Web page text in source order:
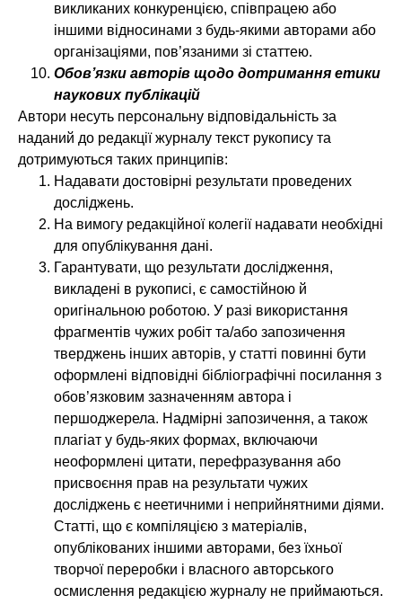
викликаних конкуренцією, співпрацею або
іншими відносинами з будь-якими авторами або
організаціями, пов’язаними зі статтею.
Обов’язки авторів щодо дотримання етики
наукових публікацій
Автори несуть персональну відповідальність за
наданий до редакції журналу текст рукопису та
дотримуються таких принципів:
Надавати достовірні результати проведених
досліджень.
На вимогу редакційної колегії надавати необхідні
для опублікування дані.
Гарантувати, що результати дослідження,
викладені в рукописі, є самостійною й
оригінальною роботою. У разі використання
фрагментів чужих робіт та/або запозичення
тверджень інших авторів, у статті повинні бути
оформлені відповідні бібліографічні посилання з
обов’язковим зазначенням автора і
першоджерела. Надмірні запозичення, а також
плагіат у будь-яких формах, включаючи
неоформлені цитати, перефразування або
присвоєння прав на результати чужих
досліджень є неетичними і неприйнятними діями.
Статті, що є компіляцією з матеріалів,
опублікованих іншими авторами, без їхньої
творчої переробки і власного авторського
осмислення редакцією журналу не приймаються.